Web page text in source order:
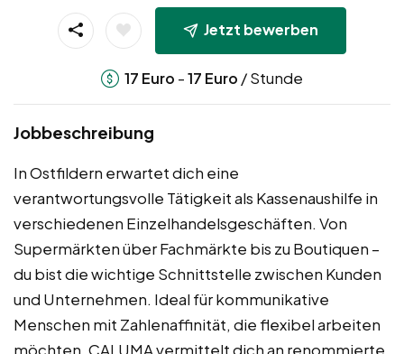
Jetzt bewerben
17 Euro -17 Euro / Stunde
Jobbeschreibung
In Ostfildern erwartet dich eine
verantwortungsvolle Tätigkeit als Kassenaushilfe in
verschiedenen Einzelhandelsgeschäften. Von
Supermärkten über Fachmärkte bis zu Boutiquen –
du bist die wichtige Schnittstelle zwischen Kunden
und Unternehmen. Ideal für kommunikative
Menschen mit Zahlenaffinität, die flexibel arbeiten
möchten. CALUMA vermittelt dich an renommierte